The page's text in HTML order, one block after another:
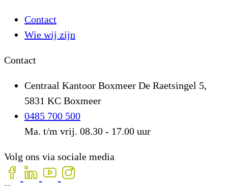
Contact
Wie wij zijn
Contact
Centraal Kantoor Boxmeer De Raetsingel 5,
5831 KC Boxmeer
0485 700 500
Ma. t/m vrij. 08.30 - 17.00 uur
Volg ons via sociale media